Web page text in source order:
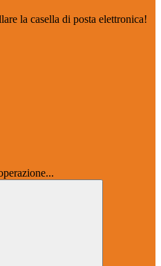
la casella di posta elettronica!